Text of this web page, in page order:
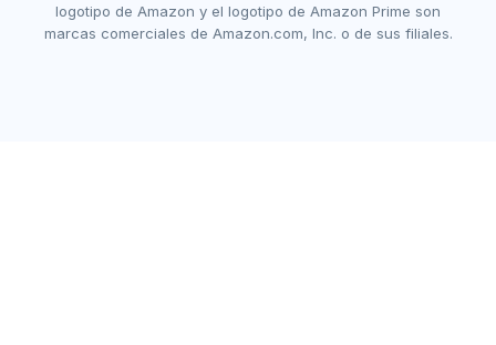
logotipo de Amazon y el logotipo de Amazon Prime son
marcas comerciales de Amazon.com, Inc. o de sus filiales.